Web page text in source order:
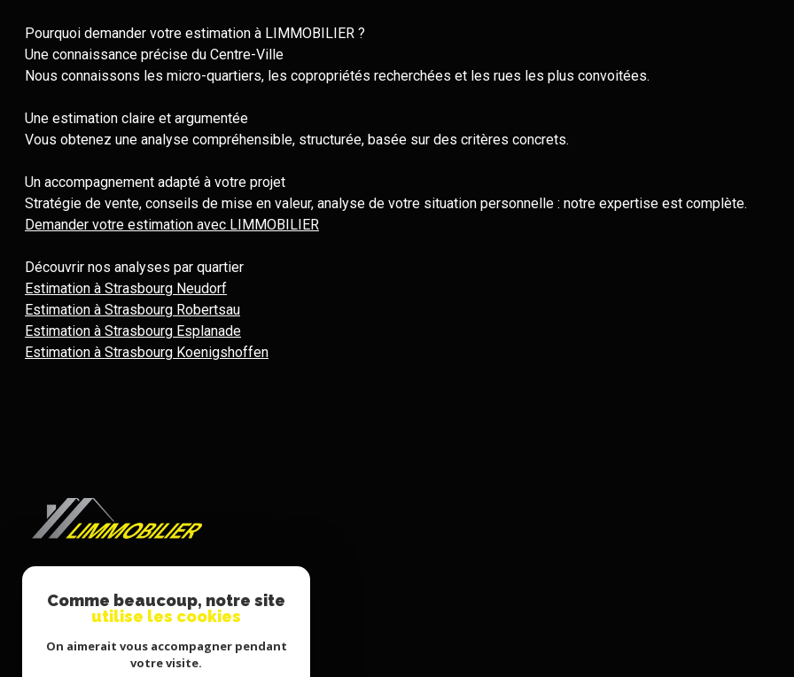
Pourquoi demander votre estimation à LIMMOBILIER ?
Une connaissance précise du Centre-Ville
Nous connaissons les micro-quartiers, les copropriétés recherchées et les rues les plus convoitées.
Une estimation claire et argumentée
Vous obtenez une analyse compréhensible, structurée, basée sur des critères concrets.
Un accompagnement adapté à votre projet
Stratégie de vente, conseils de mise en valeur, analyse de votre situation personnelle : notre expertise est complète.
Demander votre estimation avec LIMMOBILIER
Découvrir nos analyses par quartier
Estimation à Strasbourg Neudorf
Estimation à Strasbourg Robertsau
Estimation à Strasbourg Esplanade
Estimation à Strasbourg Koenigshoffen
LIMMOBILIER
v.limmobilier@outlook.fr
Comme beaucoup, notre site
utilise les cookies
On aimerait vous accompagner pendant
votre visite.